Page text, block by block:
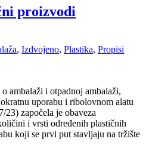
proizvodi
, Izdvojeno, Plastika, Propisi
ambalaži i otpadnoj ambalaži,
uporabu i ribolovnom alatu
započela je obaveza
i vrsti određenih plastičnih
koji se prvi put stavljaju na tržište